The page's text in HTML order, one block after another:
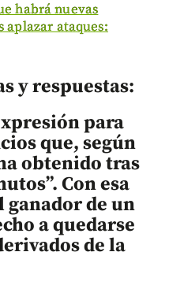
habrá nuevas
aplazar ataques:
y respuestas:
para
que, según
obtenido tras
Con esa
ganador de un
a quedarse
de la